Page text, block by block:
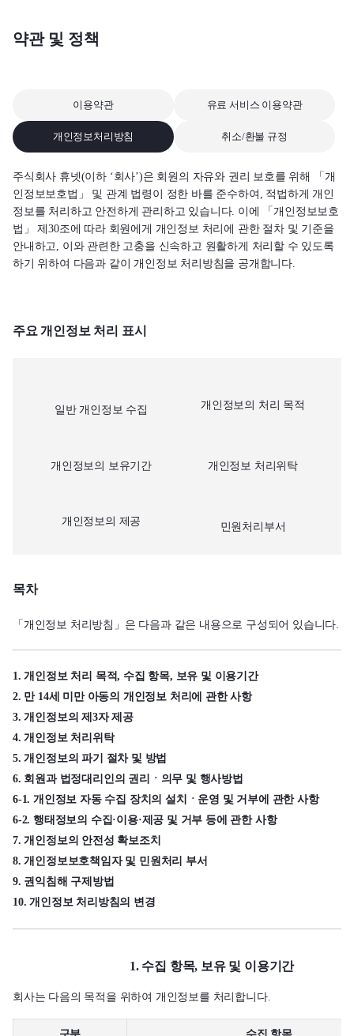
약관 및 정책
이용약관 유료 서비스 이용약관
개인정보처리방침 취소/환불 규정
주식회사 휴넷(이하 ‘회사’)은 회원의 자유와 권리 보호를 위해 「개
인정보보호법」 및 관계 법령이 정한 바를 준수하여, 적법하게 개인
정보를 처리하고 안전하게 관리하고 있습니다. 이에 「개인정보보호
법」 제30조에 따라 회원에게 개인정보 처리에 관한 절차 및 기준을
안내하고, 이와 관련한 고충을 신속하고 원활하게 처리할 수 있도록
하기 위하여 다음과 같이 개인정보 처리방침을 공개합니다.
주요 개인정보 처리 표시
일반 개인정보 수집 개인정보의 처리 목적
개인정보의 보유기간 개인정보 처리위탁
개인정보의 제공 민원처리부서
목차
「개인정보 처리방침」은 다음과 같은 내용으로 구성되어 있습니다.
1. 개인정보 처리 목적, 수집 항목, 보유 및 이용기간
2. 만 14세 미만 아동의 개인정보 처리에 관한 사항
3. 개인정보의 제3자 제공
4. 개인정보 처리위탁
5. 개인정보의 파기 절차 및 방법
6. 회원과 법정대리인의 권리ㆍ의무 및 행사방법
6-1. 개인정보 자동 수집 장치의 설치ㆍ운영 및 거부에 관한 사항
6-2. 행태정보의 수집·이용·제공 및 거부 등에 관한 사항
7. 개인정보의 안전성 확보조치
8. 개인정보보호책임자 및 민원처리 부서
9. 권익침해 구제방법
10. 개인정보 처리방침의 변경
1. 수집 항목, 보유 및 이용기간
회사는 다음의 목적을 위하여 개인정보를 처리합니다.